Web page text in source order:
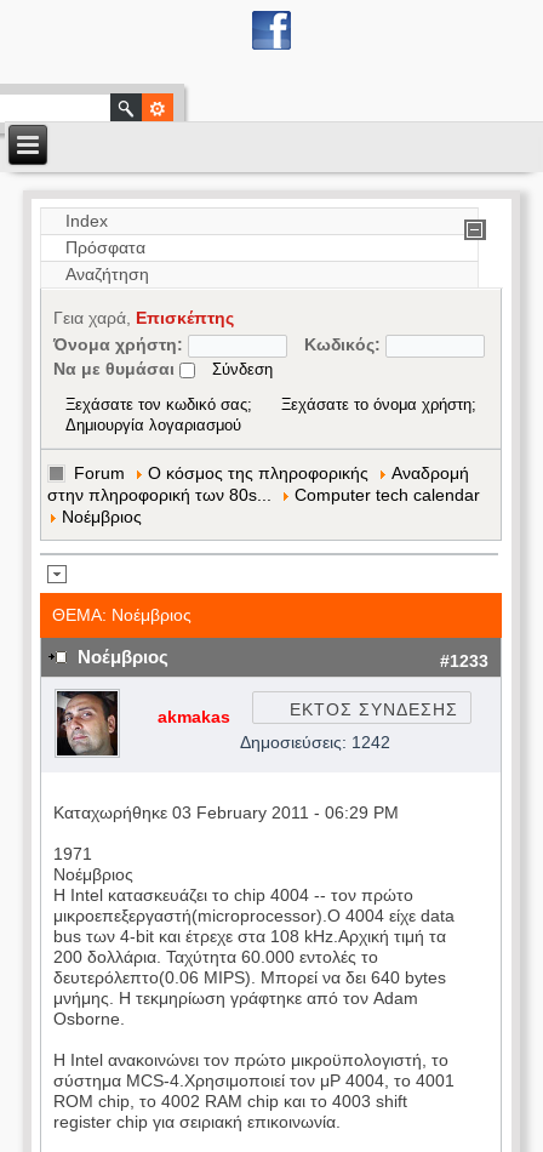
Index
Πρόσφατα
Αναζήτηση
Γεια χαρά, Επισκέπτης
Όνομα χρήστη:
Κωδικός:
Να με θυμάσαι
Ξεχάσατε τον κωδικό σας;
Ξεχάσατε το όνομα χρήστη;
Δημιουργία λογαριασμού
Forum Ο κόσμος της πληροφορικής
Αναδρομή
στην πληροφορική των 80s...
Computer tech calendar
Νοέμβριος
ΘΕΜΑ: Νοέμβριος
Νοέμβριος #1233
akmakas
ΕΚΤΟΣ ΣΥΝΔΕΣΗΣ
Δημοσιεύσεις: 1242
Καταχωρήθηκε 03 February 2011 - 06:29 PM
1971
Νοέμβριος
Η Intel κατασκευάζει το chip 4004 -- τον πρώτο
μικροεπεξεργαστή(microprocessor).Ο 4004 είχε data
bus των 4-bit και έτρεχε στα 108 kHz.Αρχική τιμή τα
200 δολλάρια. Ταχύτητα 60.000 εντολές το
δευτερόλεπτο(0.06 MIPS). Μπορεί να δει 640 bytes
μνήμης. Η τεκμηρίωση γράφτηκε από τον Adam
Osborne.
Η Intel ανακοινώνει τον πρώτο μικροϋπολογιστή, το
σύστημα MCS-4.Χρησιμοποιεί τον μP 4004, το 4001
ROM chip, το 4002 RAM chip και το 4003 shift
register chip για σειριακή επικοινωνία.